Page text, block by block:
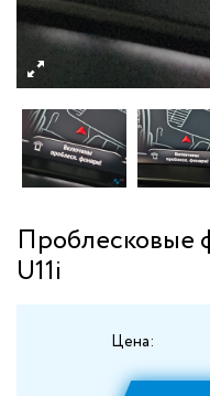
Проблесковые
U11i
Цена: